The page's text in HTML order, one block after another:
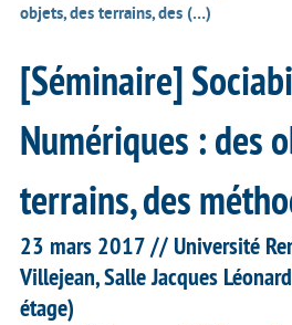
objets, des terrains, des (…)
[Séminaire]
Numériques : des
terrains, des
23 mars 2017 // Université
Villejean, Salle Jacques
étage)